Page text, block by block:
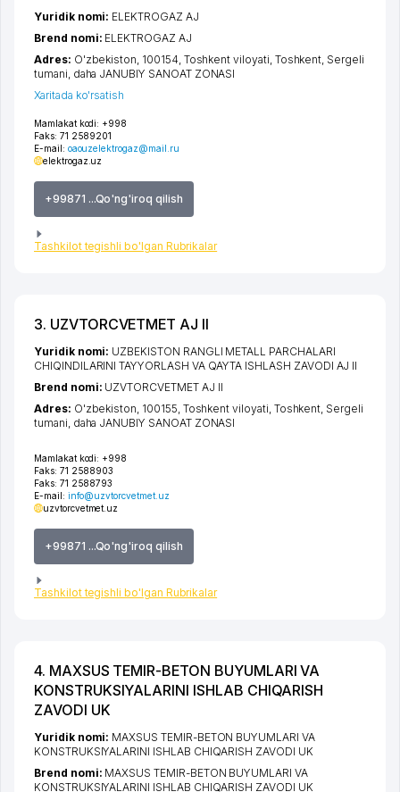
Mamlakat kodi: +998
Faks: 71 2589201
E-mail: oaouzelektrogaz@mail.ru
elektrogaz.uz
+99871 ...Qo'ng'iroq qilish
Tashkilot tegishli bo'lgan Rubrikalar
Yuridik nomi: ELEKTROGAZ AJ
Brend nomi: ELEKTROGAZ AJ
Adres: O'zbekiston, 100154, Toshkent viloyati, Toshkent, Sergeli
tumani, daha JANUBIY SANOAT ZONASI
Xaritada ko'rsatish
3. UZVTORCVETMET AJ II
Mamlakat kodi: +998
Faks: 71 2588903
Faks: 71 2588793
E-mail: info@uzvtorcvetmet.uz
uzvtorcvetmet.uz
+99871 ...Qo'ng'iroq qilish
Tashkilot tegishli bo'lgan Rubrikalar
Yuridik nomi: UZBEKISTON RANGLI METALL PARCHALARI
CHIQINDILARINI TAYYORLASH VA QAYTA ISHLASH ZAVODI AJ II
Brend nomi: UZVTORCVETMET AJ II
Adres: O'zbekiston, 100155, Toshkent viloyati Toshkent Sergeli
tumani daha JANUBIY SANOAT ZONASI
4. MAXSUS TEMIR-BETON BUYUMLARI VA
KONSTRUKSIYALARINI ISHLAB CHIQARISH
ZAVODI UK
Yuridik nomi: MAXSUS TEMIR-BETON BUYUMLARI VA
KONSTRUKSIYALARINI ISHLAB CHIQARISH ZAVODI UK
Brend nomi: MAXSUS TEMIR-BETON BUYUMLARI VA
KONSTRUKSIYALARINI ISHLAB CHIQARISH ZAVODI UK